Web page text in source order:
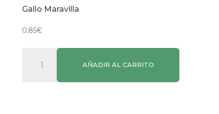
Gallo Maravilla
0,85€
Maravilla
AÑADIR AL CARRITO